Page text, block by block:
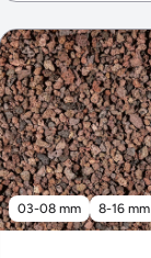
03-08 mm 8-16 mm